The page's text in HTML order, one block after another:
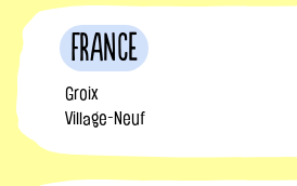
France
Groix
Village-Neuf